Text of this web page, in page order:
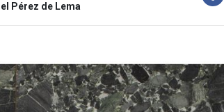
Pérez de Lema